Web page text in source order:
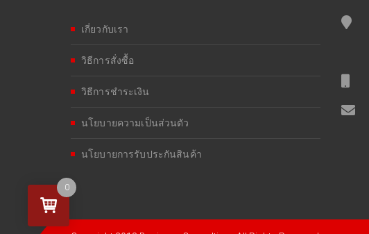
เกี่ยวกับเรา
วิธีการสั่งซื้อ
วิธีการชำระเงิน
นโยบายความเป็นส่วนตัว
นโยบายการรับประกันสินค้า
0